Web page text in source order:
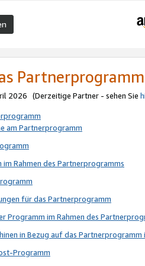
Partnerprogramm
2026 (Derzeitige Partner - sehen Sie
am Partnerprogramm
Rahmen des Partnerprogramms
für das Partnerprogramm
Programm im Rahmen des
in Bezug auf das Partnerprogramm
Programm